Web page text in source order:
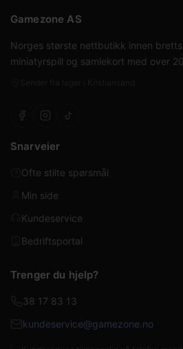
Gamezone AS
Norges største nettbutikk innen
miniatyrspill og samlekort med over
Snarveier
Ofte stilte spørsmål
Min side
Kundeservice
Bedriftsportal
Trenger du hjelp?
38 17 83 13
kundeservice@gamezone.no